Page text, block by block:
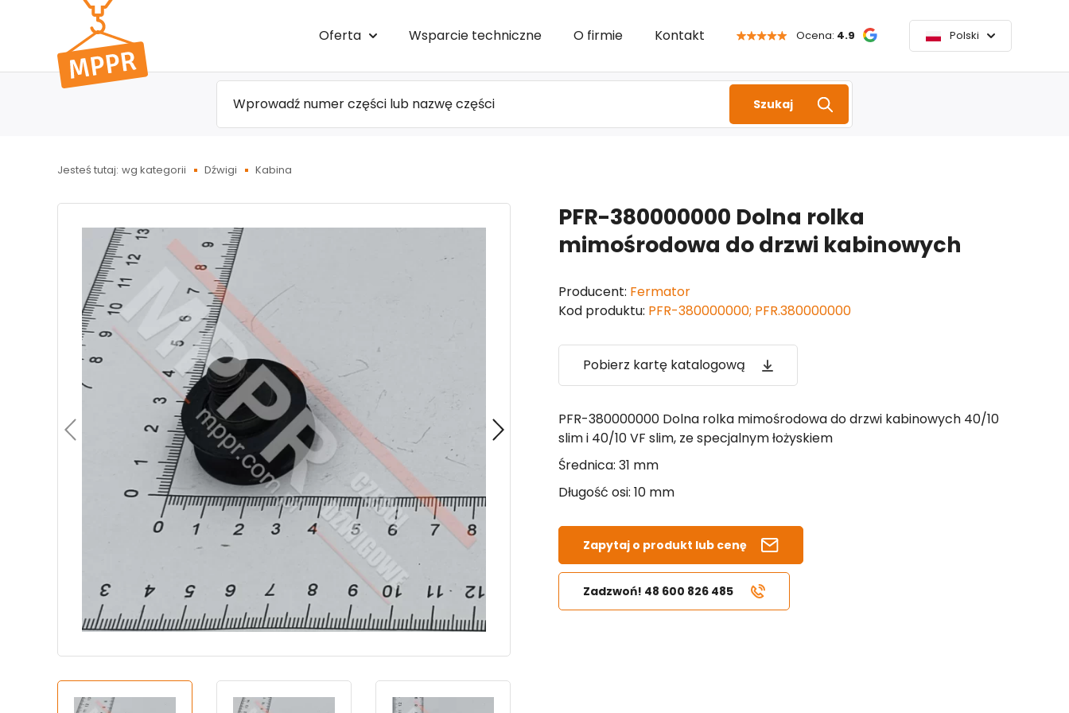
do menu
głównego
Oferta Wsparcie techniczne O firmie Kontakt Ocena: 4.9 Polski
Szukaj
Jesteś tutaj: wg kategorii Dźwigi Kabina
PFR-380000000 Dolna rolka
mimośrodowa do drzwi kabinowych
Producent: Fermator
Kod produktu: PFR-380000000; PFR.380000000
Pobierz kartę katalogową
PFR-380000000 Dolna rolka mimośrodowa do drzwi kabinowych 40/10
slim i 40/10 VF slim, ze specjalnym łożyskiem
Średnica: 31 mm
Długość osi: 10 mm
Zapytaj o produkt lub cenę
Zadzwoń! 48 600 826 485